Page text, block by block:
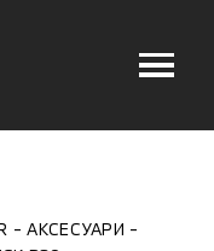
АКСЕСУАРИ